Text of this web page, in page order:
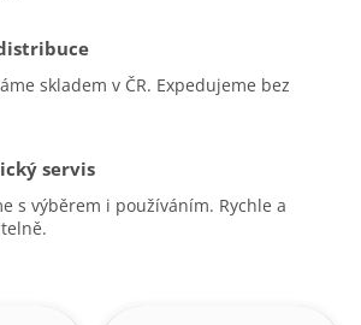
skladem v ČR. Expedujeme bez
servis
s výběrem i používáním. Rychle a